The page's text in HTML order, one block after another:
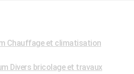
Chauffage et climatisation
Divers bricolage et travaux